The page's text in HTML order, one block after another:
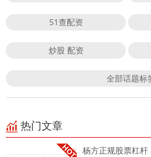
51查配资
炒股 配资
全部话题标
热门文章
杨方正规股票杠